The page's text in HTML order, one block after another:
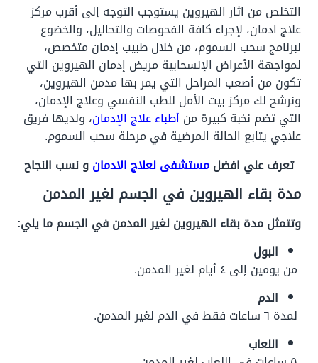
التخلص من اثار الهيروين يستوجب التوجه إلى أقرب مركز
علاج ادمان، لإجراء كافة الفحوصات والتحاليل، والخضوع
لبرنامج سحب السموم، من خلال طبيب إدمان متخصص،
لمواجهة الأعراض الإنسحابية مريض إدمان الهيروين التي
تكون من أصعب المراحل التي يمر بها مدمن الهيروين،
ونرشح لك مركز بيت الأمل للطب النفسي وعلاج الإدمان،
التي تضم نخبة كبيرة من أطباء علاج الإدمان، ولديها فريق
علاجي يتابع الحالة المرضية في مرحلة سحب السموم.
تعرف علي افضلمستشفى لعلاج الادمانو نسب النجاح
مدة بقاء الهيروين في الجسم لغير المدمن
وتتمثلمدة بقاء الهيروينلغير المدمن في الجسم ما يلي:
البول
من يومين إلى ٤ أيام لغير المدمن.
الدم
لمدة ٦ ساعات فقط في الدم لغير المدمن.
اللعاب